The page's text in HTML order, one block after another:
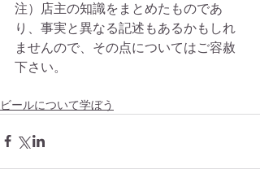
注）店主の知識をまとめたものであ
り、事実と異なる記述もあるかもしれ
ませんので、その点についてはご容赦
下さい。
ビールについて学ぼう